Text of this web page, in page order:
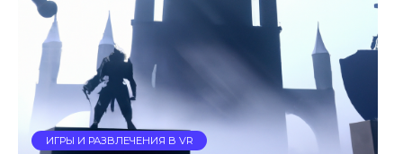
ИГРЫ И РАЗВЛЕЧЕНИЯ В VR